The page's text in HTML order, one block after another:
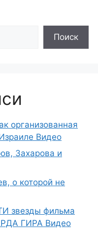
Поиск
организованная
Видео
Захарова и
о которой не
звезды фильма
ГИРА Видео